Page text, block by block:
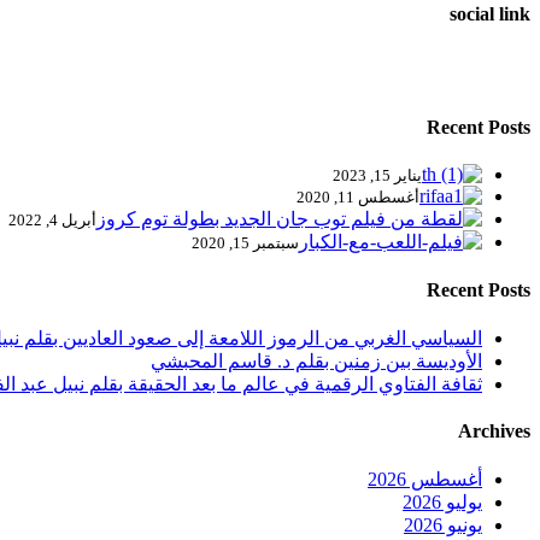
social link
Recent Posts
يناير 15, 2023
أغسطس 11, 2020
أبريل 4, 2022
سبتمبر 15, 2020
Recent Posts
السياسي الغربي من الرموز اللامعة إلى صعود العاديين بقلم
الأوديسة بين زمنين بقلم د. قاسم المحبشي
ثقافة الفتاوي الرقمية في عالم ما بعد الحقيقة بقلم نبيل عبد
Archives
أغسطس 2026
يوليو 2026
يونيو 2026